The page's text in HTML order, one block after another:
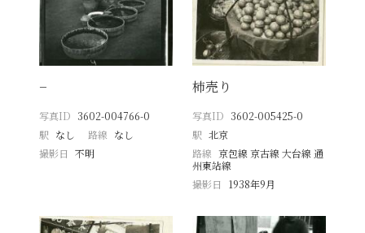
−
写真ID 3602-004766-0
駅 なし 路線 なし
撮影日
不明
柿売り
写真ID 3602-005425-0
駅 北京
路線 京包線 京古線 大台線 通
州東站線
撮影日
1938年9月